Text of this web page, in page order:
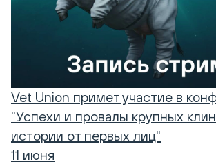
Vet Union примет участие в
"Успехи и провалы крупных
истории от первых лиц"
11 июня